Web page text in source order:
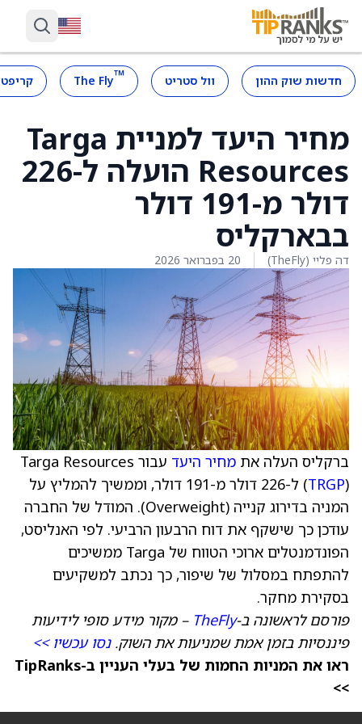
חדשות שוק ההון וול סטריט ™
The Fly
מחיר היעד למניית Targa
Resources הועלה ל-226
דולר מ-191 דולר
בבארקליס
דה פליי (TheFly) 20 בפברואר 2026
ברקליס העלה את מחיר היעד
עבור Targa Resources
(TRGP
) ל-226 דולר מ-191 דולר, וממשיך להמליץ על
המניה בדירוג קנייה (Overweight). המודל של החברה
עודכן כך שישקף את דוח הרבעון הרביעי. לפי האנליסט,
הפונדמנטלים ארוכי הטווח של Targa ממשיכים
להתפתח במסלול של שיפור, כך נכתב למשקיעים
בסקירת מחקר.
פורסם לראשונה ב-TheFly – מקור מידע סופי לידיעות
פיננסיות בזמן אמת שמניעות את השוק.נסו עכשיו >>
ראו את המניות החמות של בעלי העניין ב-TipRanks
>>